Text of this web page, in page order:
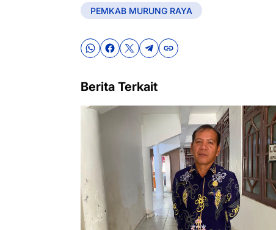
PEMKAB MURUNG RAYA
Berita Terkait